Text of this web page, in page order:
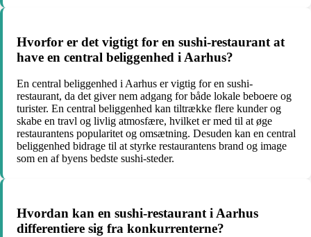
Hvorfor er det vigtigt for en sushi-restaurant at
have en central beliggenhed i Aarhus?
En central beliggenhed i Aarhus er vigtig for en sushi-
restaurant, da det giver nem adgang for både lokale beboere og
turister. En central beliggenhed kan tiltrække flere kunder og
skabe en travl og livlig atmosfære, hvilket er med til at øge
restaurantens popularitet og omsætning. Desuden kan en central
beliggenhed bidrage til at styrke restaurantens brand og image
som en af byens bedste sushi-steder.
Hvordan kan en sushi-restaurant i Aarhus
differentiere sig fra konkurrenterne?